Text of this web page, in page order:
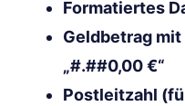
Formatiertes
Geldbetrag
„#.##0,00 €“
Postleitzahl